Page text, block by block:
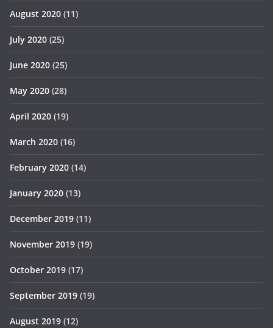
August 2020 (11)
July 2020 (25)
June 2020 (25)
May 2020 (28)
April 2020 (19)
March 2020 (16)
February 2020 (14)
January 2020 (13)
December 2019 (11)
November 2019 (19)
October 2019 (17)
September 2019 (19)
August 2019 (12)